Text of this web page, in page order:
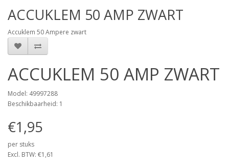
ACCUKLEM 50 AMP ZWART
Accuklem 50 Ampere zwart
ACCUKLEM 50 AMP ZWART
Model: 49997288
Beschikbaarheid: 1
€1,95
per stuks
Excl. BTW: €1,61